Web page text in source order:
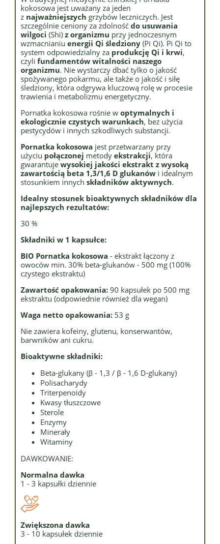
kokosowa jest uważany za jeden
z najważniejszych grzybów leczniczych. Jest
szczególnie ceniony za zdolność do usuwania
wilgoci (Shi) z organizmu przy jednoczesnym
wzmacnianiu energii Qi śledziony (Pi Qi). Pi Qi to
system odpowiedzialny za produkcję Qi i krwi,
czyli fundamentów witalności naszego
organizmu. Nie wystarczy dbać tylko o jakość
spożywanego pokarmu, ale także o jakość i siłę
śledziony, która odgrywa kluczową rolę w procesie
trawienia i metabolizmu energetyczny.
Pornatka kokosowa rośnie w optymalnych i
ekologicznie czystych warunkach, bez użycia
pestycydów i innych szkodliwych substancji.
Pornatka kokosowa jest przetwarzany przy
użyciu połączonej metody ekstrakcji, która
gwarantuje wysokiej jakości ekstrakt z wysoką
zawartością beta 1,3/1,6 D glukanów i idealnym
stosunkiem innych składników aktywnych.
Idealny stosunek bioaktywnych składników dla
najlepszych rezultatów:
30 %
Składniki w 1 kapsułce:
BIO Pornatka kokosowa - ekstrakt łączony z
owoców min. 30% beta-glukanów - 500 mg (100%
czystego ekstraktu)
Zawartość opakowania: 90 kapsułek po 500 mg
ekstraktu (odpowiednie również dla wegan)
Waga netto opakowania: 53 g
Nie zawiera kofeiny, glutenu, konserwantów,
barwników ani cukru.
Bioaktywne składniki:
Beta-glukany (β - 1,3 / β - 1,6 D-glukany)
Polisacharydy
Triterpenoidy
Kwasy tłuszczowe
Sterole
Enzymy
Minerały
Witaminy
DAWKOWANIE:
Normalna dawka
1 - 3 kapsułki dziennie
Zwiększona dawka
3 - 10 kapsułek dziennie